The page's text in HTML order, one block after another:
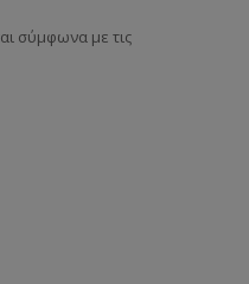
σύμφωνα με τις